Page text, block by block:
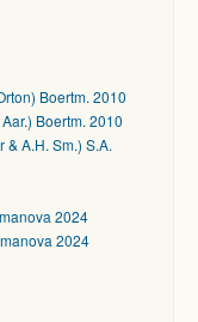
Boertm. 2010
Boertm. 2010
A.H. Sm.) S.A.
2024
2024